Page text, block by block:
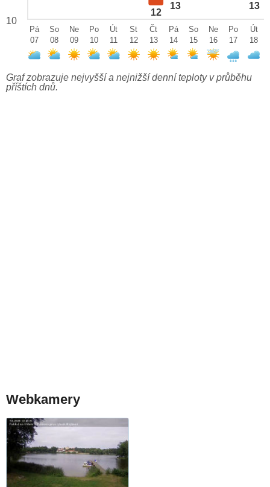
12
13 13
10
Pá
07
So
08
Ne
09
Po
10
Út
11
St
12
Čt
13
Pá
14
So
15
Ne
16
Po
17
Út
18
Graf zobrazuje nejvyšší a nejnižší denní teploty v průběhu
příštích dnů.
Webkamery